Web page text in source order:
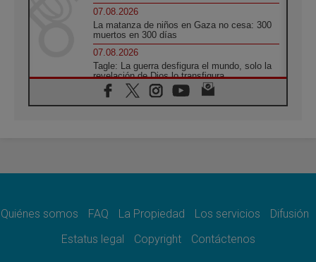
07.08.2026
La matanza de niños en Gaza no cesa: 300
muertos en 300 días
07.08.2026
Tagle: La guerra desfigura el mundo, solo la
revelación de Dios lo transfigura
07.08.2026
Presentada la Trienal de Arte de las
espacio público
Lanzan un proyecto de empoderamiento
digital para mujeres líderes en África
Quiénes somos FAQ La Propiedad Los servicios
Difusión
Estatus legal
Copyright Contáctenos